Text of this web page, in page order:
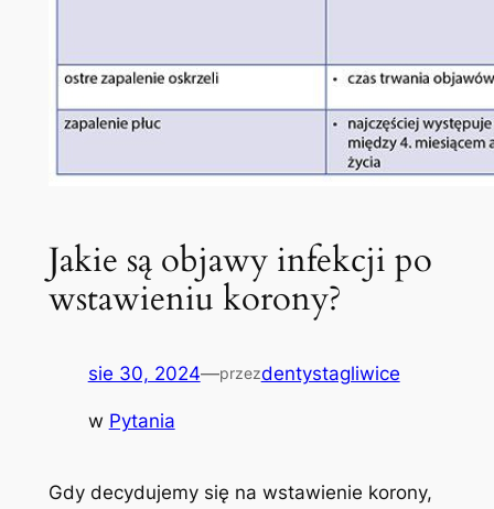
Jakie są objawy infekcji po
wstawieniu korony?
sie 30, 2024—przezdentystagliwice
w Pytania
Gdy decydujemy się na wstawienie korony,